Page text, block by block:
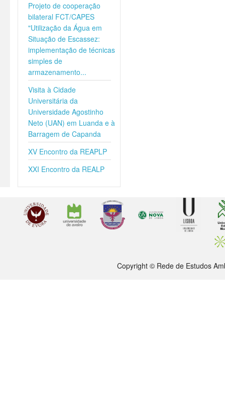
Projeto de cooperação
bilateral FCT/CAPES
"Utilização da Água em
Situação de Escassez:
implementação de técnicas
simples de
armazenamento...
Visita à Cidade
Universitária da
Universidade Agostinho
Neto (UAN) em Luanda e à
Barragem de Capanda
XV Encontro da REAPLP
XXI Encontro da REALP
Copyright © Rede de Estudos